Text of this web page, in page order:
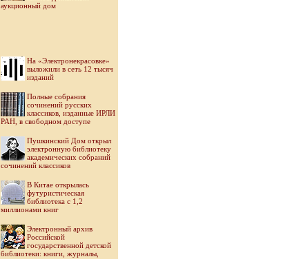
аукционный дом
На «Электронекрасовке»
выложили в сеть 12 тысяч
изданий
Полные собрания
сочинений русских
классиков, изданные ИРЛИ
РАН, в свободном доступе
Пушкинский Дом открыл
электронную библиотеку
академических собраний
сочинений классиков
В Китае открылась
футуристическая
библиотека с 1,2
миллионами книг
Электронный архив
Российской
государственной детской
библиотеки: книги, журналы,